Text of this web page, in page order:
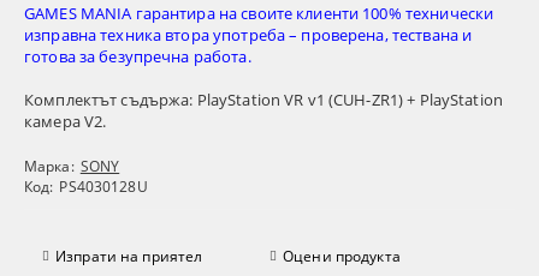
GAMES MANIA гарантира на своите клиенти 100% технически
изправна техника втора употреба – проверена, тествана и
готова за безупречна работа.
Комплектът съдържа: PlayStation VR v1 (CUH-ZR1) + PlayStation
камера V2.
Марка: SONY
Код: PS4030128U
Изпрати на приятел
Оцени продукта